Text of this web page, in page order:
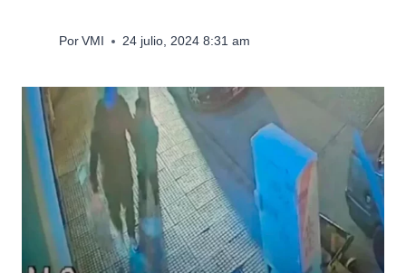
Por VMI 24 julio, 2024 8:31 am